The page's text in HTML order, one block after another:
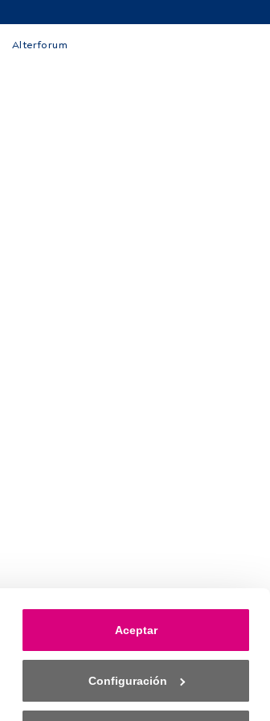
Aceptar
Configuración
Alterforum